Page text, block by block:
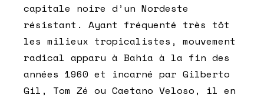
capitale noire d’un Nordeste
résistant. Ayant fréquenté très tôt
les milieux tropicalistes, mouvement
radical apparu à Bahia à la fin des
années 1960 et incarné par Gilberto
Gil, Tom Zé ou Caetano Veloso, il en